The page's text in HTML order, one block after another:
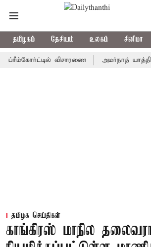
தமிழகம் தேசியம் உலகம் சினிமா
விசாரணை அமர்நாத் யாத்திரை
தமிழக செய்திகள்
காங்கிரஸ் மாநில